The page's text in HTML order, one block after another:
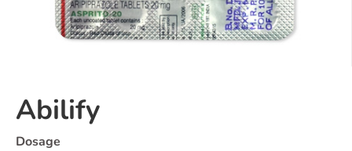
Abilify
Dosage